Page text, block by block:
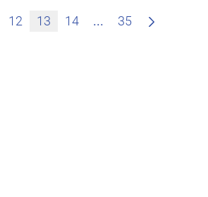
Zwischenseiten Navigieren mit TAB-
12 13 14 ... Zwischenseiten
35